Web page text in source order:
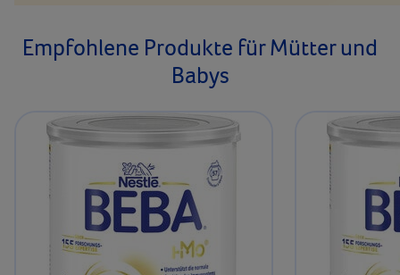
Empfohlene Produkte für Mütter und
Babys